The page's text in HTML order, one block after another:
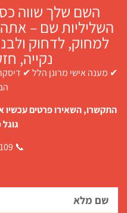
השם שלך שווה
השליליות שם –
למחוק, לדחוק
נקייה,
✔ מענה אישי מרונן הלל ✔
התקשרו, השאירו פרטים עכשיו
📞 052-2508109